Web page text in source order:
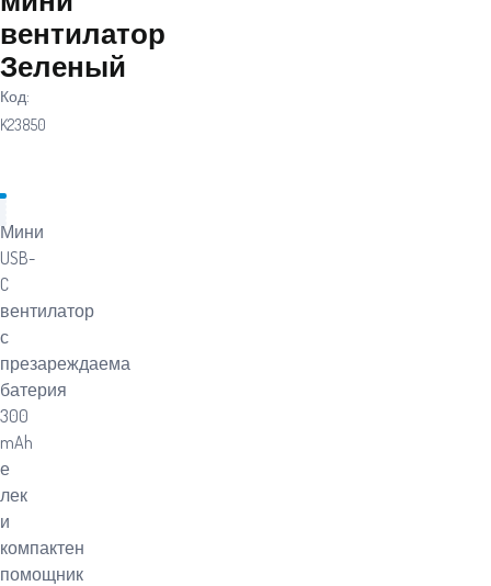
вентилатор
Зеленый
Код:
K23850
Мини
USB-
C
вентилатор
с
презареждаема
батерия
300
mAh
е
лек
и
компактен
помощник